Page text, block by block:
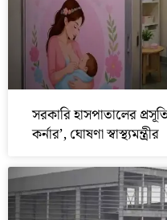
সরকারি হাসপাতালের
কর্নার’, ঘোষণা স্বাস্থ্যমন্ত্রীর